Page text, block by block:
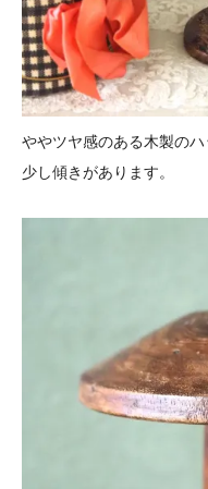
ややツヤ感のある木製のハ
少し傾きがあります。